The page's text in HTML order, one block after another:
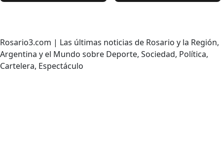
Rosario3.com | Las últimas noticias de Rosario y la Región,
Argentina y el Mundo sobre Deporte, Sociedad, Política,
Cartelera, Espectáculo